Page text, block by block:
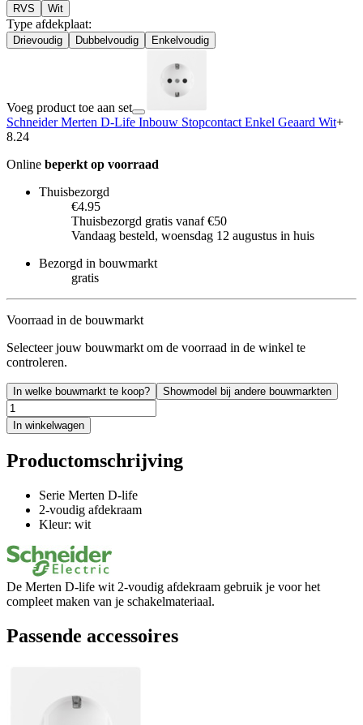
RVS Wit
Type afdekplaat:
Drievoudig Dubbelvoudig Enkelvoudig
Voeg product toe aan set
Schneider Merten D-Life Inbouw Stopcontact Enkel Geaard Wit+
8.24
Online beperkt op voorraad
Thuisbezorgd
€4.95
Thuisbezorgd gratis vanaf €50
Vandaag besteld, woensdag 12 augustus in huis
Bezorgd in bouwmarkt
gratis
Voorraad in de bouwmarkt
Selecteer jouw bouwmarkt om de voorraad in de winkel te
controleren.
In welke bouwmarkt te koop? Showmodel bij andere bouwmarkten
In winkelwagen
Productomschrijving
Serie Merten D-life
2-voudig afdekraam
Kleur: wit
De Merten D-life wit 2-voudig afdekraam gebruik je voor het
compleet maken van je schakelmateriaal.
Passende accessoires